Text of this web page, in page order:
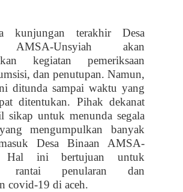
kunjungan terakhir Desa
AMSA-Unsyiah akan
kegiatan pemeriksaan
dan penutupan. Namun,
ditunda sampai waktu yang
ditentukan. Pihak dekanat
sikap untuk menunda segala
mengumpulkan banyak
Desa Binaan AMSA-
Hal ini bertujuan untuk
rantai penularan dan
covid-19 di aceh.